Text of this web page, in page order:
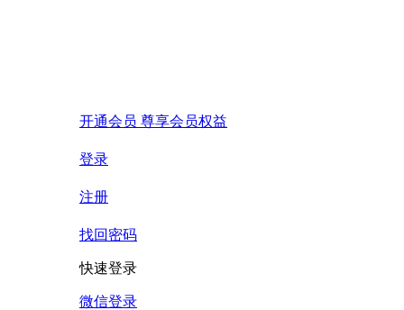
开通会员 尊享会员权益
登录
注册
找回密码
快速登录
微信登录